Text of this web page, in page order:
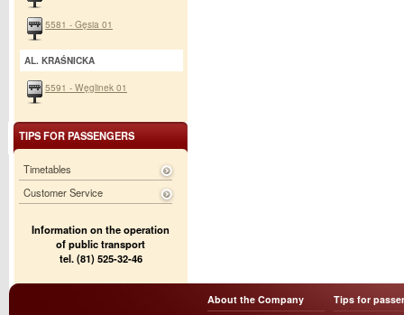
5581 - Gęsia 01
AL. KRAŚNICKA
5591 - Węglinek 01
TIPS FOR PASSENGERS
Timetables
Customer Service
Information on the operation
of public transport
tel. (81) 525-32-46
About the Company Tips for